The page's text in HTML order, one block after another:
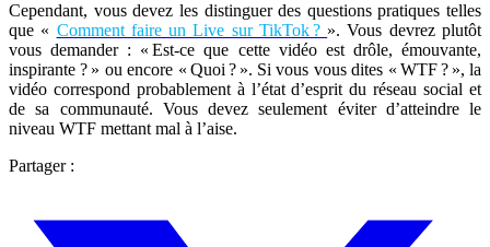
Cependant, vous devez les distinguer des questions pratiques telles
que « Comment faire un Live sur TikTok ? ». Vous devrez plutôt
vous demander : « Est-ce que cette vidéo est drôle, émouvante,
inspirante ? » ou encore « Quoi ? ». Si vous vous dites « WTF ? », la
vidéo correspond probablement à l’état d’esprit du réseau social et
de sa communauté. Vous devez seulement éviter d’atteindre le
niveau WTF mettant mal à l’aise.
Partager :